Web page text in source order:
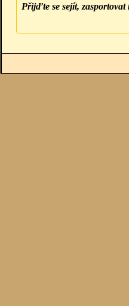
Přijďte se sejít, zasportovat